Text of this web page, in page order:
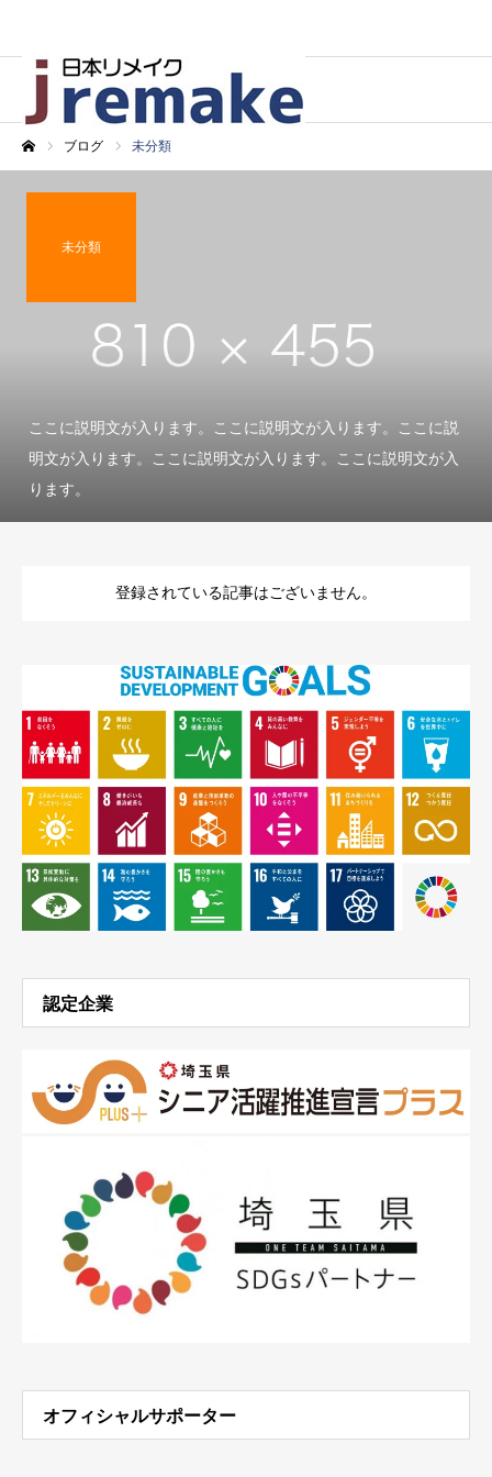
ブログ 未分類
未分類
ここに説明文が入ります。ここに説明文が入ります。ここに説
明文が入ります。ここに説明文が入ります。ここに説明文が入
ります。
登録されている記事はございません。
認定企業
オフィシャルサポーター